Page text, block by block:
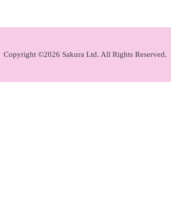
Copyright ©2026 Sakura Ltd. All Rights Reserved.